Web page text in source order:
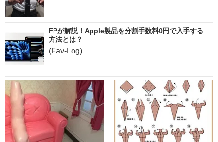
FPが解説！Apple製品を分割手数料0円で入手する
方法とは？
(Fav-Log)